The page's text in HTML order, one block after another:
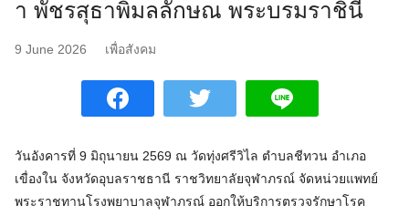
า พัชรสุธาพิมลลักษณ พระบรมราชินี
9 June 2026 เพื่อสังคม
วันอังคารที่ 9 มิถุนายน 2569 ณ วัดทุ่งศรีวิไล ตำบลชีทวน อำเภอ
เขื่องใน จังหวัดอุบลราชธานี ราชวิทยาลัยจุฬาภรณ์ จัดหน่วยแพทย์
พระราชทานโรงพยาบาลจุฬาภรณ์ ออกให้บริการตรวจรักษาโรค